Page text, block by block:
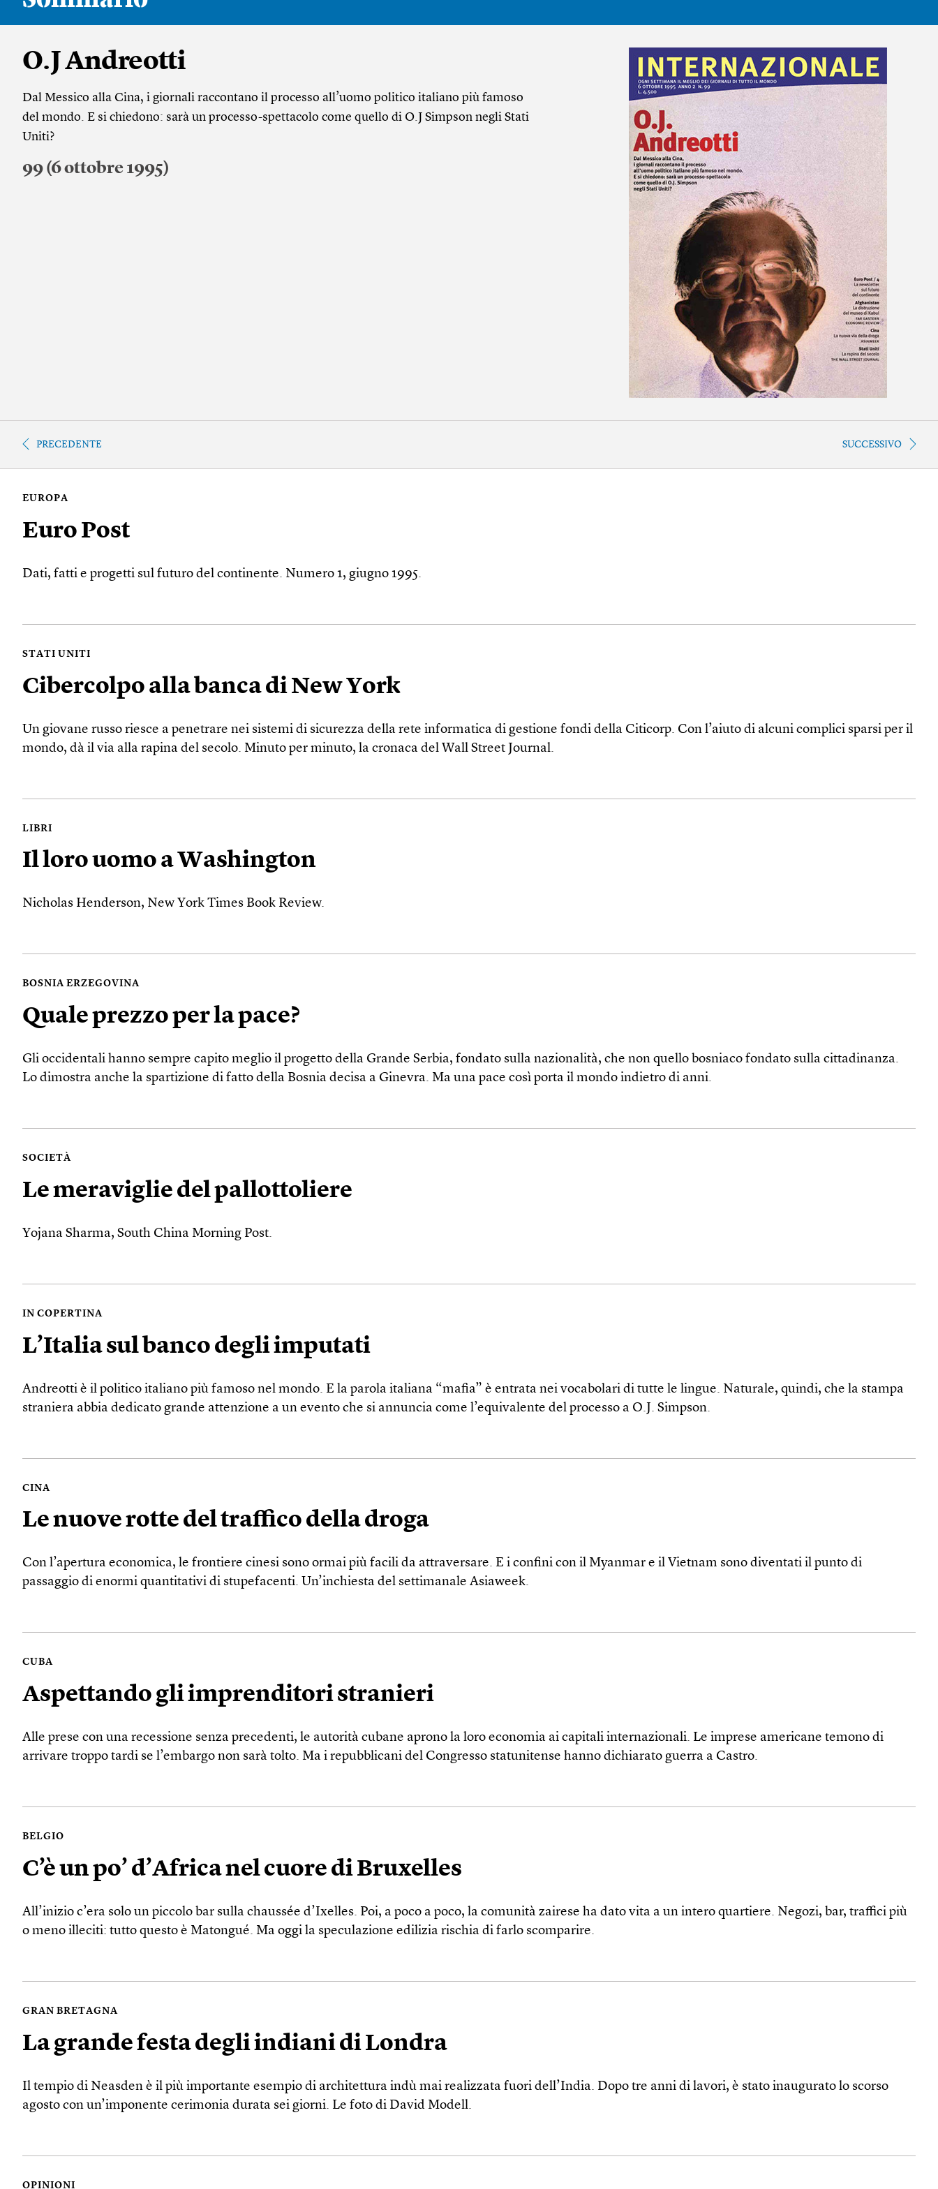
O.J Andreotti
Dal Messico alla Cina, i giornali raccontano il processo all’uomo politico italiano più famoso
del mondo. E si chiedono: sarà un processo-spettacolo come quello di O.J Simpson negli Stati
Uniti?
99 (6 ottobre 1995)
PRECEDENTE SUCCESSIVO
EUROPA
Euro Post
Dati, fatti e progetti sul futuro del continente. Numero 1, giugno 1995.
STATI UNITI
Cibercolpo alla banca di New York
Un giovane russo riesce a penetrare nei sistemi di sicurezza della rete informatica di gestione fondi della Citicorp. Con l’aiuto di alcuni complici sparsi per il
mondo, dà il via alla rapina del secolo. Minuto per minuto, la cronaca del Wall Street Journal.
LIBRI
Il loro uomo a Washington
Nicholas Henderson, New York Times Book Review.
BOSNIA ERZEGOVINA
Quale prezzo per la pace?
Gli occidentali hanno sempre capito meglio il progetto della Grande Serbia, fondato sulla nazionalità, che non quello bosniaco fondato sulla cittadinanza.
Lo dimostra anche la spartizione di fatto della Bosnia decisa a Ginevra. Ma una pace così porta il mondo indietro di anni.
SOCIETÀ
Le meraviglie del pallottoliere
Yojana Sharma, South China Morning Post.
IN COPERTINA
L’Italia sul banco degli imputati
Andreotti è il politico italiano più famoso nel mondo. E la parola italiana “mafia” è entrata nei vocabolari di tutte le lingue. Naturale, quindi, che la stampa
straniera abbia dedicato grande attenzione a un evento che si annuncia come l’equivalente del processo a O.J. Simpson.
CINA
Le nuove rotte del traffico della droga
Con l’apertura economica, le frontiere cinesi sono ormai più facili da attraversare. E i confini con il Myanmar e il Vietnam sono diventati il punto di
passaggio di enormi quantitativi di stupefacenti. Un’inchiesta del settimanale Asiaweek.
CUBA
Aspettando gli imprenditori stranieri
Alle prese con una recessione senza precedenti, le autorità cubane aprono la loro economia ai capitali internazionali. Le imprese americane temono di
arrivare troppo tardi se l’embargo non sarà tolto. Ma i repubblicani del Congresso statunitense hanno dichiarato guerra a Castro.
BELGIO
C’è un po’ d’Africa nel cuore di Bruxelles
All’inizio c’era solo un piccolo bar sulla chaussée d’Ixelles. Poi, a poco a poco, la comunità zairese ha dato vita a un intero quartiere. Negozi, bar, traffici più
o meno illeciti: tutto questo è Matongué. Ma oggi la speculazione edilizia rischia di farlo scomparire.
GRAN BRETAGNA
La grande festa degli indiani di Londra
Il tempio di Neasden è il più importante esempio di architettura indù mai realizzata fuori dell’India. Dopo tre anni di lavori, è stato inaugurato lo scorso
agosto con un’imponente cerimonia durata sei giorni. Le foto di David Modell.
OPINIONI